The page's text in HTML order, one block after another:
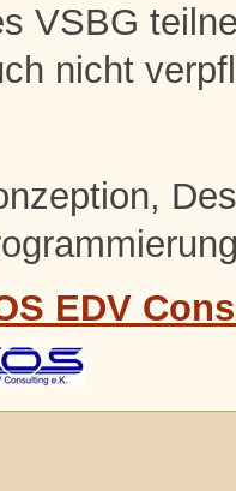
VSBG
nicht
EDV